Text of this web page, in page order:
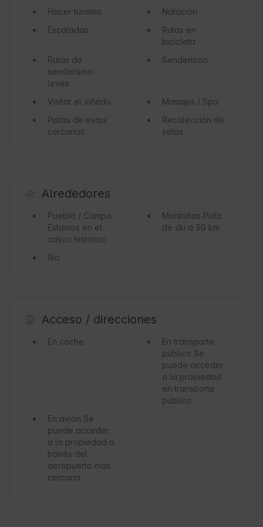
Hacer turismo
Natación
Escaladas
Rutas en
bicicleta
Rutas de
senderismo
leves
Senderismo
Visitar el viñedo
Masajes / Spa
Pistas de esquí
cercanas
Recolección de
setas
Alrededores
Pueblo / Campo
Estamos en el
casco histórico
Montañas Pista
de ski a 50 km
Río
Acceso / direcciones
En coche
En transporte
público Se
puede acceder
a la propiedad
en transporte
público.
En avión Se
puede acceder
a la propiedad a
través del
aeropuerto más
cercano.